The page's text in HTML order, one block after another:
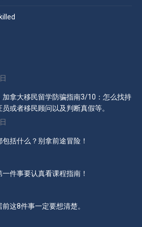
加拿大移民留学防骗指南3/10：怎么找持
或者移民顾问以及判断真假等。
括什么？别拿前途冒险！
件事要认真看课程指南！
这8件事一定要想清楚。